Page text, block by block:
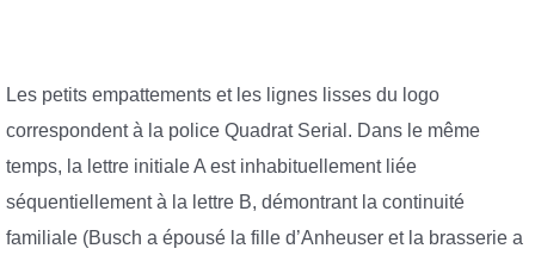
Les petits empattements et les lignes lisses du logo
correspondent à la police Quadrat Serial. Dans le même
temps, la lettre initiale A est inhabituellement liée
séquentiellement à la lettre B, démontrant la continuité
familiale (Busch a épousé la fille d’Anheuser et la brasserie a